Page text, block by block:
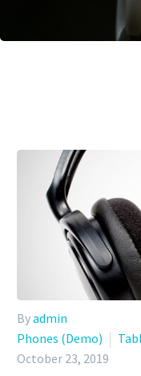
Byadmin
Phones (Demo)
October 23, 2019